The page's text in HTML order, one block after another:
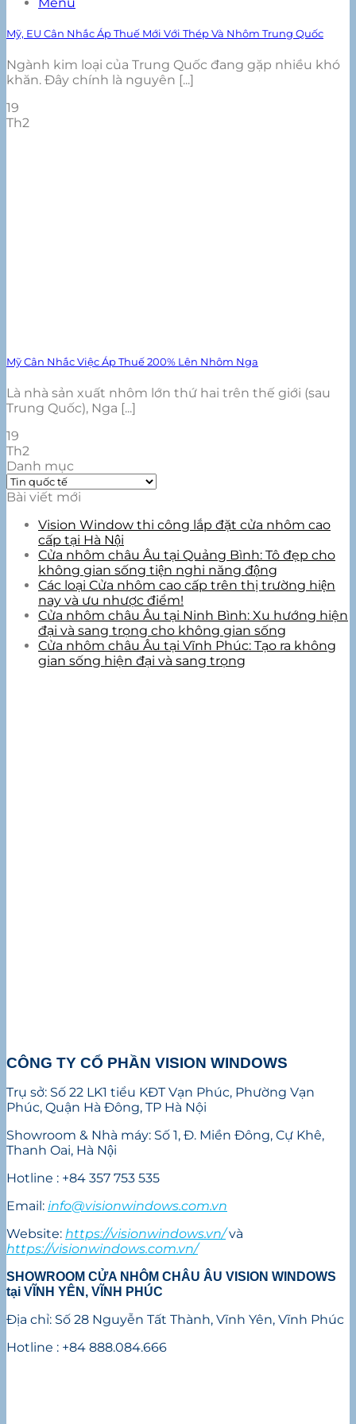
Mỹ, EU Cân Nhắc Áp Thuế Mới Với Thép Và Nhôm Trung Quốc
Ngành kim loại của Trung Quốc đang gặp nhiều khó
khăn. Đây chính là nguyên [...]
19
Th2
Mỹ Cân Nhắc Việc Áp Thuế 200% Lên Nhôm Nga
Là nhà sản xuất nhôm lớn thứ hai trên thế giới (sau
Trung Quốc), Nga [...]
19
Th2
Danh mục
Danh
mục
Bài viết mới
Vision Window thi công lắp đặt cửa nhôm cao
cấp tại Hà Nội
Cửa nhôm châu Âu tại Quảng Bình: Tô đẹp cho
không gian sống tiện nghi năng động
Các loại Cửa nhôm cao cấp trên thị trường hiện
nay và ưu nhược điểm!
Cửa nhôm châu Âu tại Ninh Bình: Xu hướng hiện
đại và sang trọng cho không gian sống
Cửa nhôm châu Âu tại Vĩnh Phúc: Tạo ra không
gian sống hiện đại và sang trọng
CÔNG TY CỔ PHẦN VISION WINDOWS
Trụ sở: Số 22 LK1 tiểu KĐT Vạn Phúc, Phường Vạn
Phúc, Quận Hà Đông, TP Hà Nội
Showroom & Nhà máy: Số 1, Đ. Miền Đông, Cự Khê,
Thanh Oai, Hà Nội
Hotline : +84 357 753 535
Email: info@visionwindows.com.vn
Website: https://visionwindows.vn/ và
https://visionwindows.com.vn/
SHOWROOM CỬA NHÔM CHÂU ÂU VISION WINDOWS
tại VĨNH YÊN, VĨNH PHÚC
Địa chỉ: Số 28 Nguyễn Tất Thành, Vĩnh Yên, Vĩnh Phúc
Hotline : +84 888.084.666